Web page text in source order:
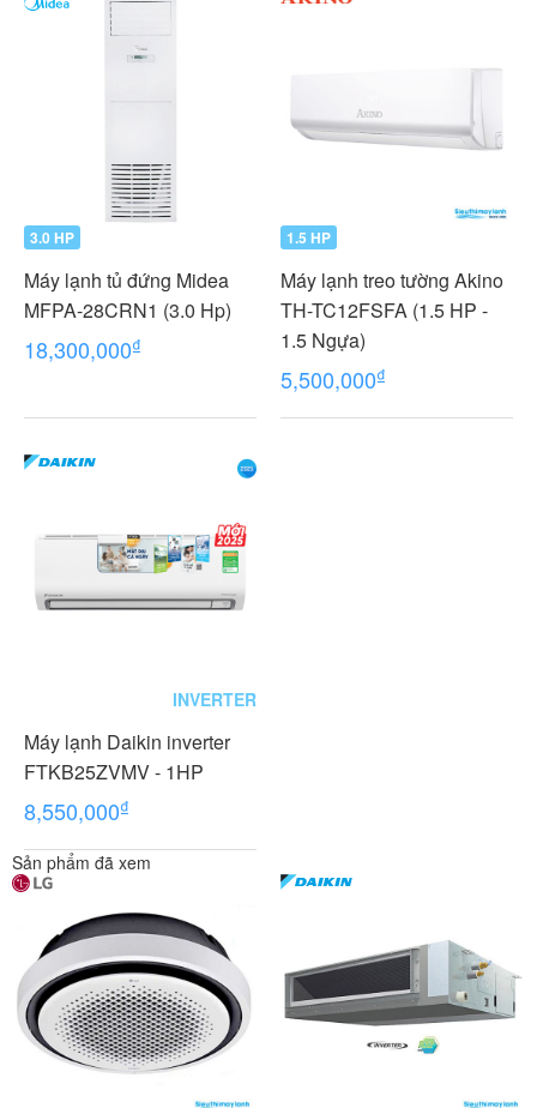
3.0 HP
Máy lạnh tủ đứng Midea
MFPA-28CRN1 (3.0 Hp)
18,300,000₫
1.5 HP
Máy lạnh treo tường Akino
TH-TC12FSFA (1.5 HP -
1.5 Ngựa)
5,500,000₫
INVERTER
Máy lạnh Daikin inverter
FTKB25ZVMV - 1HP
8,550,000₫
Sản phẩm đã xem